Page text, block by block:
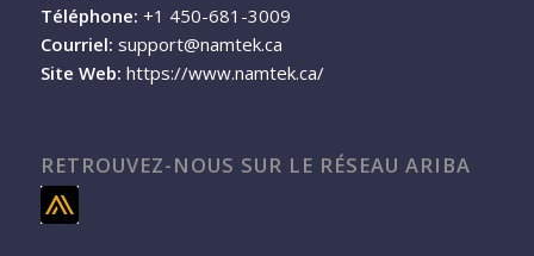
Téléphone: +1 450-681-3009
Courriel: support@namtek.ca
Site Web: https://www.namtek.ca/
RETROUVEZ-NOUS SUR LE RÉSEAU ARIBA